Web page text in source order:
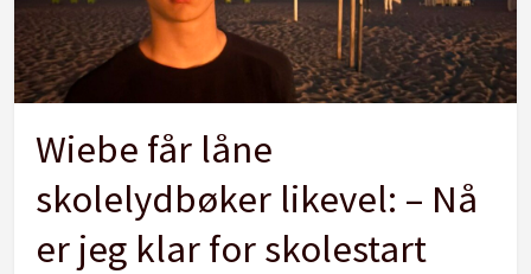
Wiebe får låne
skolelydbøker likevel: – Nå
er jeg klar for skolestart